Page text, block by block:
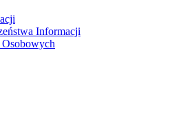
Informacji